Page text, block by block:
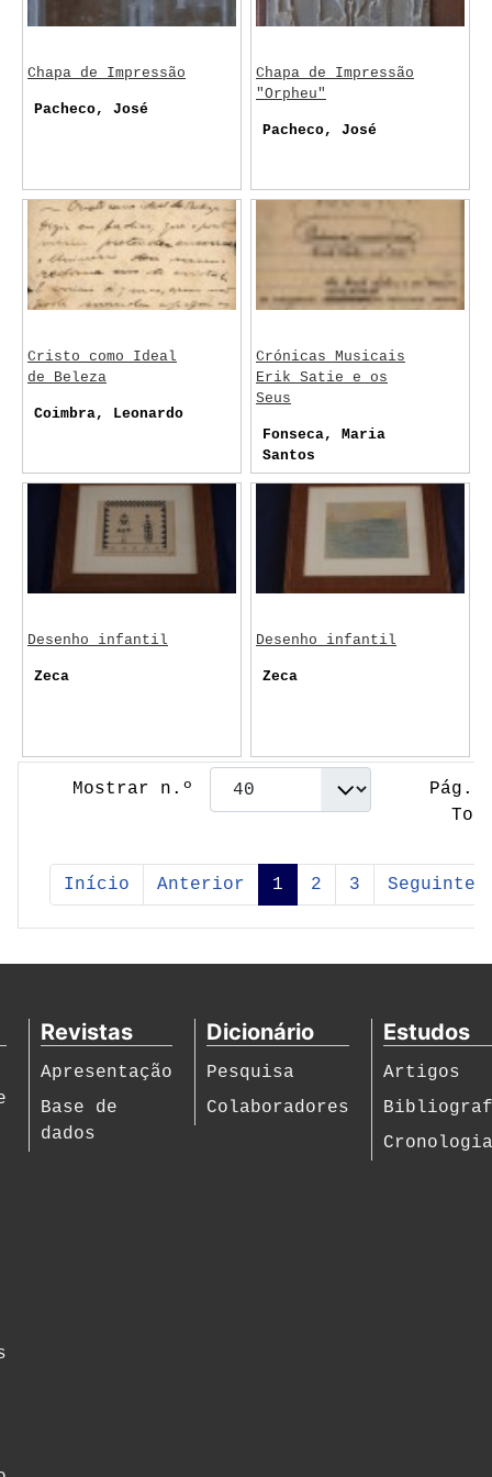
Mostrar n.º
Pág.
Início Anterior 1 2 3 Seguinte
Chapa de Impressão
Pacheco, José
Chapa de Impressão
"Orpheu"
Pacheco, José
Cristo como Ideal
de Beleza
Coimbra, Leonardo
Crónicas Musicais
Erik Satie e os
Seus
Fonseca, Maria
Santos
Desenho infantil
Zeca
Desenho infantil
Zeca
Revistas
Apresentação
Base de
dados
Dicionário
Pesquisa
Colaboradores
Estudos
Artigos